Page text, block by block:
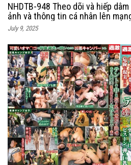
NHDTB-948 Theo dõi và hiếp
ảnh và thông tin cá nhân lên
July 9, 2025